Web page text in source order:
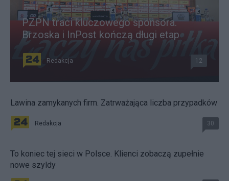
PZPN traci kluczowego sponsora.
Brzoska i InPost kończą długi etap
Redakcja 12
Lawina zamykanych firm. Zatrważająca liczba przypadków
Redakcja 30
To koniec tej sieci w Polsce. Klienci zobaczą zupełnie
nowe szyldy